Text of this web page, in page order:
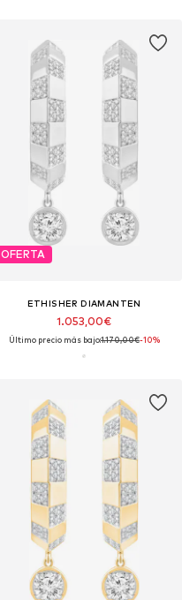
OFERTA
ETHISHER DIAMANTEN
1.053,00€
Último precio más bajo:1.170,00€-10%